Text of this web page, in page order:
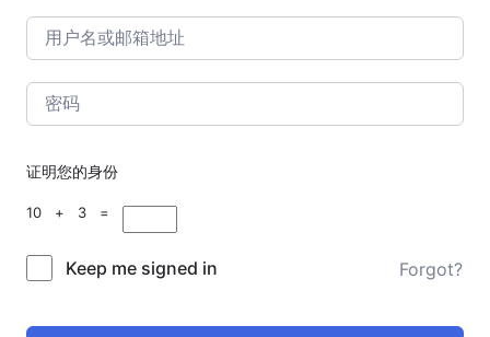
证明您的身份
10 + 3 =
Keep me signed in Forgot?